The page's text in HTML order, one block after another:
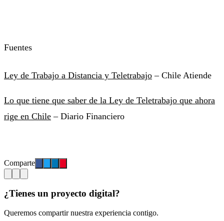
Fuentes
Ley de Trabajo a Distancia y Teletrabajo – Chile Atiende
Lo que tiene que saber de la Ley de Teletrabajo que ahora
rige en Chile – Diario Financiero
Comparte
¿Tienes un proyecto digital?
Queremos compartir nuestra experiencia contigo.